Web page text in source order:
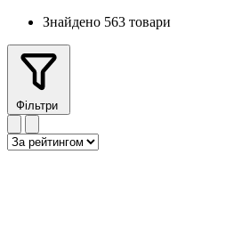
Знайдено 563 товари
Фільтри